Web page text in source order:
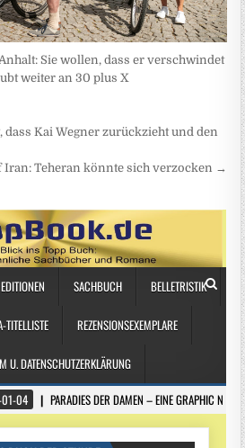
Sie wollen, dass er verschwindet
weiter an 30 plus X
Kai Wegner zurückzieht und den
Iran: Teheran könnte sich verzocken →